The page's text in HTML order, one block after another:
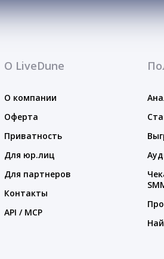
О LiveDune
О компании
Оферта
Приватность
Для юр.лиц
Для партнеров
Контакты
API / MCP